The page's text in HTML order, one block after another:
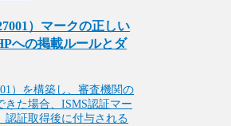
）マークの正しい
への掲載ルールとダ
）を構築し、審査機関の
きた場合、ISMS認証マー
認証取得後に付与される